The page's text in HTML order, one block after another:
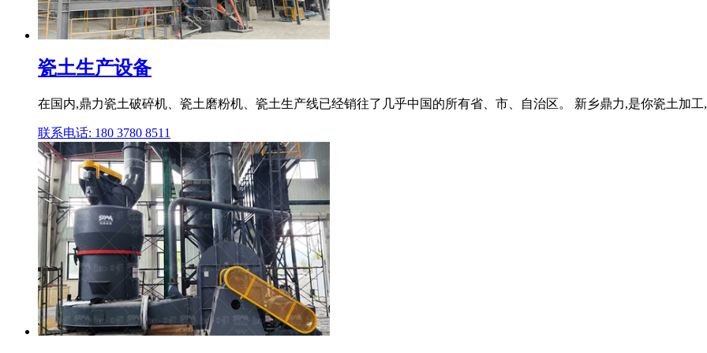
瓷土生产设备
在国内,鼎力瓷土破碎机、瓷土磨粉机、瓷土生产线已经销往了几乎中国的所有省、市、自治区。 新乡鼎力,是你瓷土加工,
联系电话: 180 3780 8511